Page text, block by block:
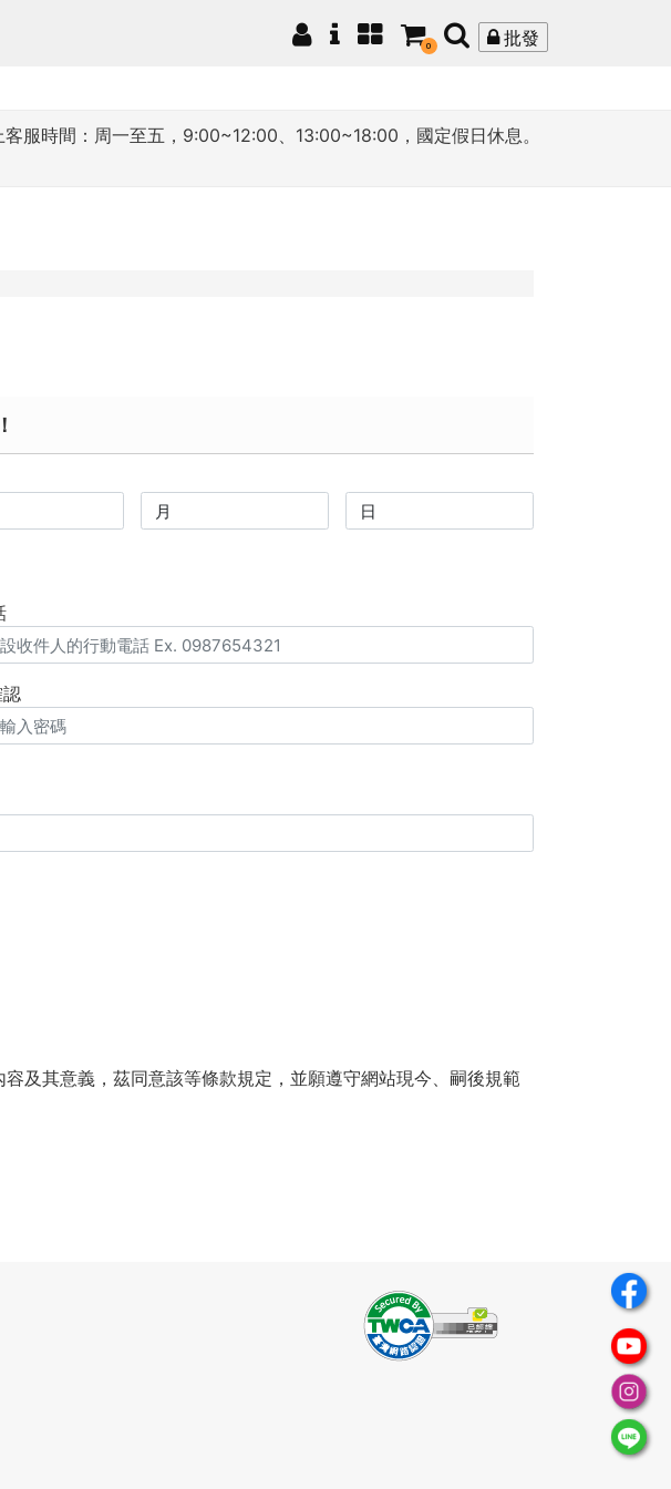
0 批發
時間：周一至五，9:00~12:00、13:00~18:00，國定假日休息。
容及其意義，茲同意該等條款規定，並願遵守網站現今、嗣後規範